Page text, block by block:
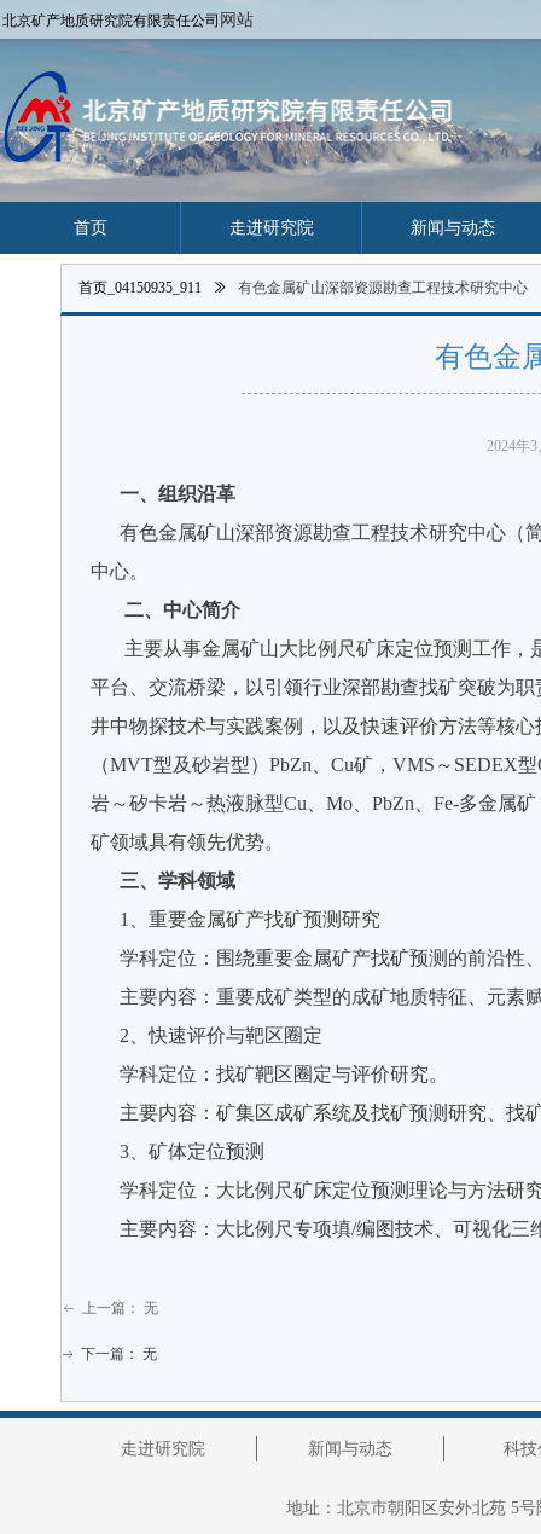
北京矿产地质研究院有限责任公司网站
首页 走进研究院 新闻与动态
有色金
一、组织沿革
有色金属矿山深部资源勘查工程技术研究中心（
中心。
二、中心简介
主要从事金属矿山大比例尺矿床定位预测工作，
平台、交流桥梁，以引领行业深部勘查找矿突破为
井中物探技术与实践案例，以及快速评价方法等核
（MVT型及砂岩型）PbZn、Cu矿，VMS～SEDEX
岩～矽卡岩～热液脉型Cu、Mo、PbZn、Fe-多金属
矿领域具有领先优势。
三、学科领域
1、重要金属矿产找矿预测研究
学科定位：围绕重要金属矿产找矿预测的前沿性
主要内容：重要成矿类型的成矿地质特征、元素
2、快速评价与靶区圈定
学科定位：找矿靶区圈定与评价研究。
主要内容：矿集区成矿系统及找矿预测研究、找
3、矿体定位预测
学科定位：大比例尺矿床定位预测理论与方法研
主要内容：大比例尺专项填/编图技术、可视化三
2024年
首页_04150935_911 ꅀ 有色金属矿山深部资源勘查工程技术研究中心
ꂃ 上一篇： 无
ꁹ 下一篇： 无
地址： 北京市朝阳区安外北苑 5
走进研究院 新闻与动态 科技